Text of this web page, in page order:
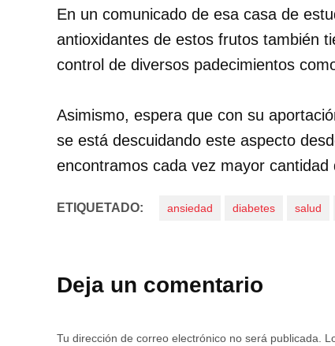
En un comunicado de esa casa de
antioxidantes de estos frutos también
control de diversos padecimientos
Asimismo, espera que con su
se está descuidando este aspecto
encontramos cada vez mayor cantidad
ETIQUETADO: ansiedad diabetes salud
Deja un comentario
Tu dirección de correo electrónico no será publicada.